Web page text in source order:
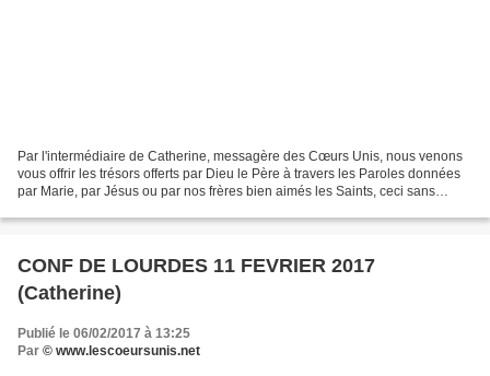
Par l'intermédiaire de Catherine, messagère des Cœurs Unis, nous venons
vous offrir les trésors offerts par Dieu le Père à travers les Paroles données
par Marie, par Jésus ou par nos frères bien aimés les Saints, ceci sans
CONF DE LOURDES 11 FEVRIER 2017
(Catherine)
Publié le 06/02/2017 à 13:25
Par © www.lescoeursunis.net